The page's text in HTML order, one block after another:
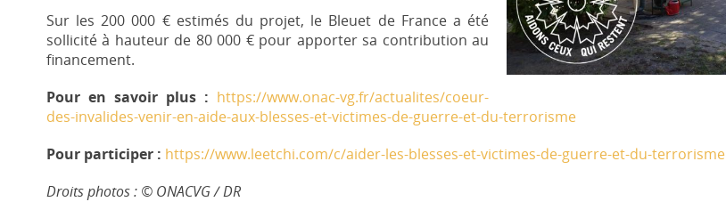
Sur les 200 000 € estimés du projet, le Bleuet de France a été
sollicité à hauteur de 80 000 € pour apporter sa contribution au
financement.
Pour en savoir plus : https://www.onac-vg.fr/actualites/coeur-
des-invalides-venir-en-aide-aux-blesses-et-victimes-de-guerre-et-du-terrorisme
Pour participer : https://www.leetchi.com/c/aider-les-blesses-et-victimes-de-guerre-et-du-terrorisme
Droits photos : © ONACVG / DR